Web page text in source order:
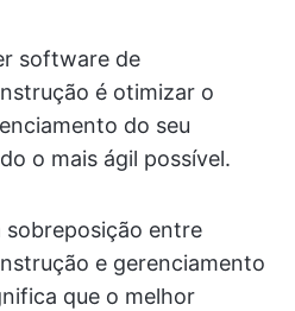
software de
é otimizar o
do seu
o mais ágil possível.
sobreposição entre
e gerenciamento
que o melhor